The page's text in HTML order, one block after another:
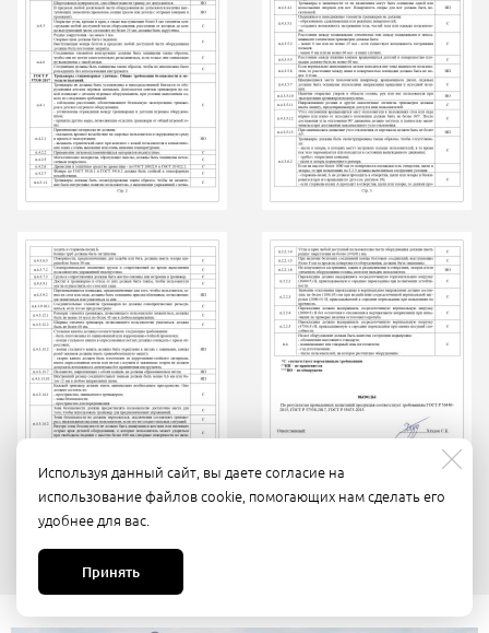
Используя данный сайт, вы даете согласие на
использование файлов cookie, помогающих нам сделать его
удобнее для вас.
Принять